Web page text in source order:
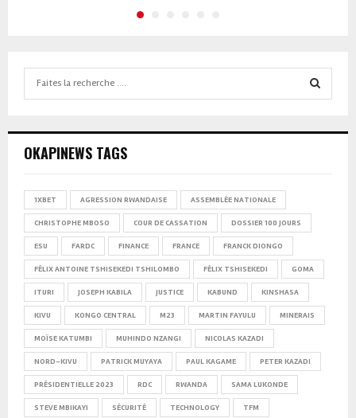
OKAPINEWS TAGS
1XBET AGRESSION RWANDAISE ASSEMBLÉE NATIONALE
CHRISTOPHE MBOSO COUR DE CASSATION DOSSIER 100 JOURS
ESU FARDC FINANCE FRANCE FRANCK DIONGO
FÉLIX ANTOINE TSHISEKEDI TSHILOMBO FÉLIX TSHISEKEDI GOMA
ITURI JOSEPH KABILA JUSTICE KABUND KINSHASA
KIVU KONGO CENTRAL M23 MARTIN FAYULU MINERAIS
MOÏSE KATUMBI MUHINDO NZANGI NICOLAS KAZADI
NORD-KIVU PATRICK MUYAYA PAUL KAGAME PETER KAZADI
PRÉSIDENTIELLE 2023 RDC RWANDA SAMA LUKONDE
STEVE MBIKAYI SÉCURITÉ TECHNOLOGY TFM